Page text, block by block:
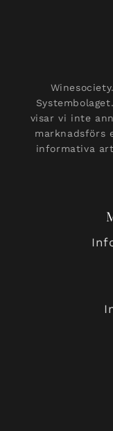
visar vi inte
marknadsförs
informativa